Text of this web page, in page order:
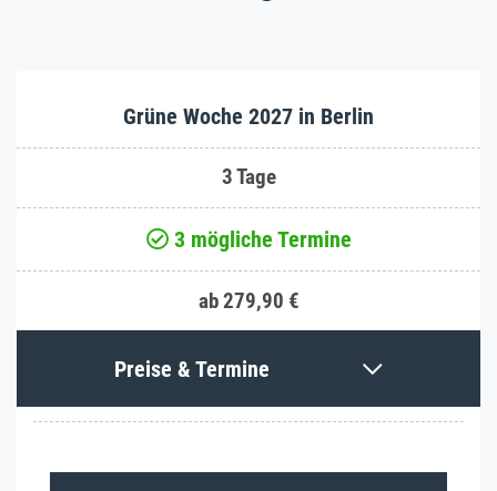
Grüne Woche 2027 in Berlin
3 Tage
3 mögliche Termine
ab 279,90 €
Preise & Termine